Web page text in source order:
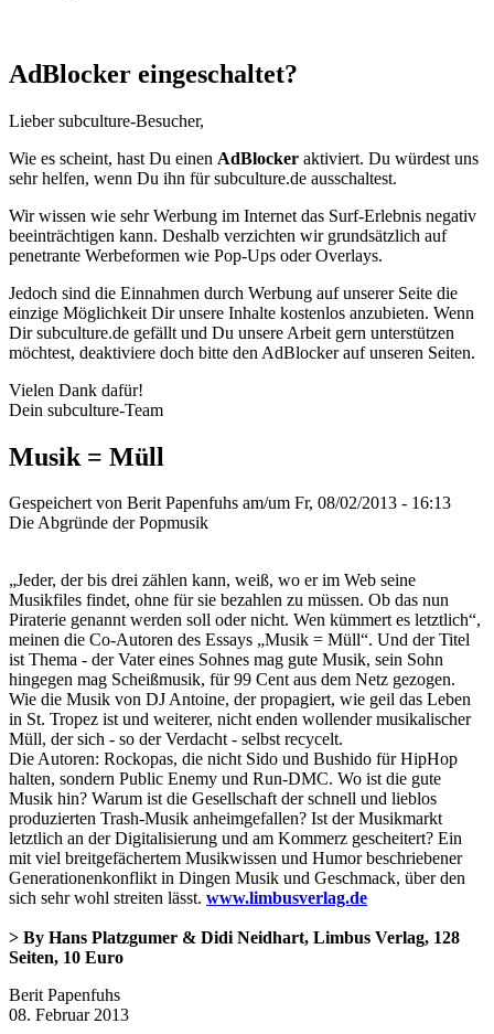
AdBlocker eingeschaltet?
Lieber subculture-Besucher,
Wie es scheint, hast Du einen AdBlocker aktiviert. Du würdest uns
sehr helfen, wenn Du ihn für subculture.de ausschaltest.
Wir wissen wie sehr Werbung im Internet das Surf-Erlebnis negativ
beeinträchtigen kann. Deshalb verzichten wir grundsätzlich auf
penetrante Werbeformen wie Pop-Ups oder Overlays.
Jedoch sind die Einnahmen durch Werbung auf unserer Seite die
einzige Möglichkeit Dir unsere Inhalte kostenlos anzubieten. Wenn
Dir subculture.de gefällt und Du unsere Arbeit gern unterstützen
möchtest, deaktiviere doch bitte den AdBlocker auf unseren Seiten.
Vielen Dank dafür!
Dein subculture-Team
Musik = Müll
Gespeichert von Berit Papenfuhs am/um Fr, 08/02/2013 - 16:13
Die Abgründe der Popmusik
„Jeder, der bis drei zählen kann, weiß, wo er im Web seine
Musikfiles findet, ohne für sie bezahlen zu müssen. Ob das nun
Piraterie genannt werden soll oder nicht. Wen kümmert es letztlich“,
meinen die Co-Autoren des Essays „Musik = Müll“. Und der Titel
ist Thema - der Vater eines Sohnes mag gute Musik, sein Sohn
hingegen mag Scheißmusik, für 99 Cent aus dem Netz gezogen.
Wie die Musik von DJ Antoine, der propagiert, wie geil das Leben
in St. Tropez ist und weiterer, nicht enden wollender musikalischer
Müll, der sich - so der Verdacht - selbst recycelt.
Die Autoren: Rockopas, die nicht Sido und Bushido für HipHop
halten, sondern Public Enemy und Run-DMC. Wo ist die gute
Musik hin? Warum ist die Gesellschaft der schnell und lieblos
produzierten Trash-Musik anheimgefallen? Ist der Musikmarkt
letztlich an der Digitalisierung und am Kommerz gescheitert? Ein
mit viel breitgefächertem Musikwissen und Humor beschriebener
Generationenkonflikt in Dingen Musik und Geschmack, über den
sich sehr wohl streiten lässt. www.limbusverlag.de
> By Hans Platzgumer & Didi Neidhart, Limbus Verlag, 128
Seiten, 10 Euro
Berit Papenfuhs
08. Februar 2013